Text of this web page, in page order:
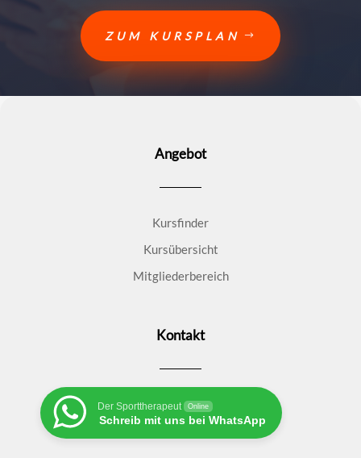
ZUM KURSPLAN
Angebot
Kursfinder
Kursübersicht
Mitgliederbereich
Kontakt
Der Sporttherapeut Online
Schreib mit uns bei WhatsApp